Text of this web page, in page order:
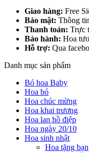
Giao hàng: Free
Bảo mật: Thông
Thanh toán: Trực
Bảo hành: Hoa
Hỗ trợ: Qua
Danh mục sản phẩm
Bó hoa Baby
Hoa bó
Hoa chúc mừng
Hoa khai trương
Hoa lan hồ điệp
Hoa ngày 20/10
Hoa sinh nhật
Hoa tặng bạn